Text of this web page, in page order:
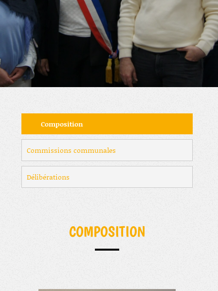
Composition
Commissions communales
Délibérations
COMPOSITION